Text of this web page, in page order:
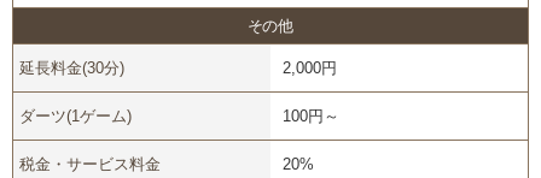
その他
延長料金(30分) 2,000円
ダーツ(1ゲーム) 100円～
税金・サービス料金 20%